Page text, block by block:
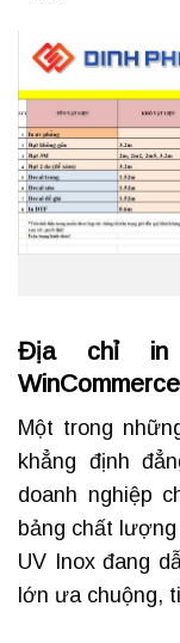
Địa chỉ in
WinCommerce
Một trong
khẳng định
doanh nghiệp
bảng chất
UV Inox đang
lớn ưa chuộng,